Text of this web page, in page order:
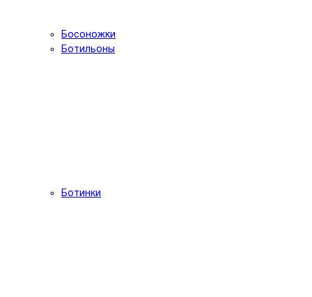
Босоножки
Ботильоны
Ботинки